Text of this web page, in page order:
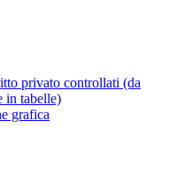
privato controllati (da
in tabelle)
grafica